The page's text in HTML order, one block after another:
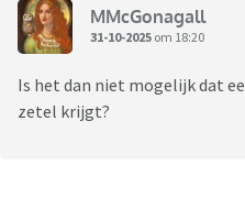
MMcGonagall
31-10-2025 om 18:20
Is het dan niet mogelijk dat
zetel krijgt?